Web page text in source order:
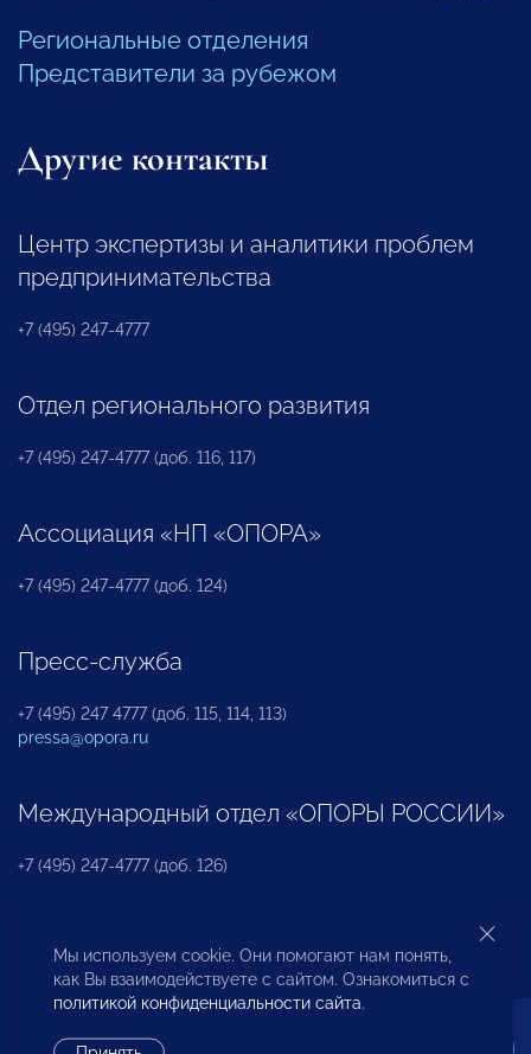
Региональные отделения
Представители за рубежом
Другие контакты
Центр экспертизы и аналитики проблем
предпринимательства
+7 (495) 247-4777
Отдел регионального развития
+7 (495) 247-4777 (доб. 116, 117)
Ассоциация «НП «ОПОРА»
+7 (495) 247-4777 (доб. 124)
Пресс-служба
+7 (495) 247 4777 (доб. 115, 114, 113)
pressa@opora.ru
Международный отдел «ОПОРЫ РОССИИ»
+7 (495) 247-4777 (доб. 126)
Бюро по защите прав предпринимателей и
инвесторов
Мы используем cookie. Они помогают нам понять,
как Вы взаимодействуете с сайтом. Ознакомиться с
политикой конфиденциальности сайта.